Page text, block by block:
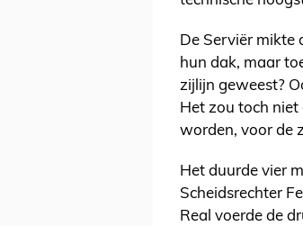
De Serviër mikte
hun dak, maar
zijlijn geweest?
Het zou toch
worden, voor de
Het duurde vier
Scheidsrechter
Real voerde de